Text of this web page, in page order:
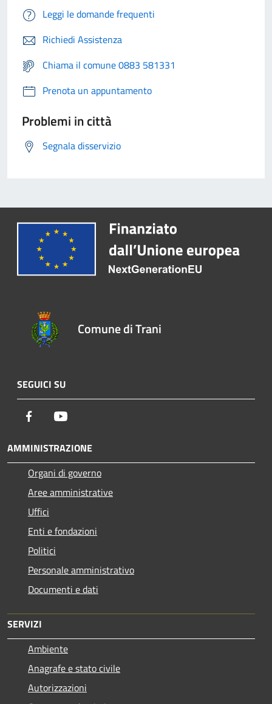
Leggi le domande frequenti
Richiedi Assistenza
Chiama il comune 0883 581331
Prenota un appuntamento
Problemi in città
Segnala disservizio
Comune di Trani
SEGUICI SU
Facebook
AMMINISTRAZIONE
Organi di governo
Aree amministrative
Uffici
Enti e fondazioni
Politici
Personale amministrativo
Documenti e dati
SERVIZI
Ambiente
Anagrafe e stato civile
Autorizzazioni